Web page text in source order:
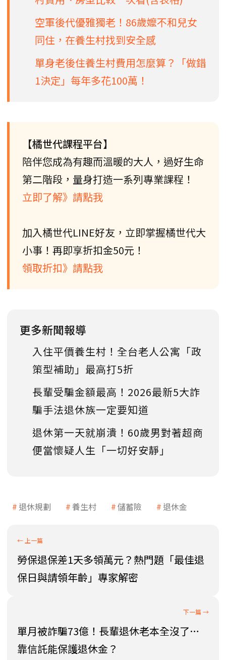
空軍後代優雅獨老！86歲嬤不和兒女
同住，在養生村找到安全感
單身老後住養生村費用怎麼算？「做錯
1決定」每年多花100萬！
【橘世代課程平台】
陪伴您成為有趣而溫暖的大人，過好生命
第二階段，量身打造一系列專業課程！
立即了解》請點我
加入橘世代LINE好友，立即掌握橘世代大
小事！再即享折扣金50元！
領取折扣》請點我
更多新聞報導
入住平價養生村！全台老人公寓「政
策型補助」最高打5折
長輩受騙金額最高！2026最新5大詐
騙手法退休族一定要知道
退休第一天就崩潰！60歲男對著超商
便當懷疑人生「一切好安靜」
退休規劃 養生村 儲蓄險 退休金
勞保退保差1天多領萬元？熱門題「最佳退
保日與請領年齡」專家解密
單月被詐騙73億！長輩退休老本全沒了…
靠信託能保護退休金？